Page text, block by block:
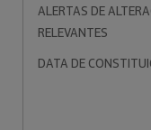
ALERTAS DE
RELEVANTES
DATA DE